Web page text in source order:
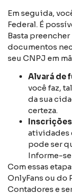
Em seguida,
Federal. É
Basta
documentos
seu CNPJ em
Alvará de
você faz,
da sua
certeza.
atividades
pode ser
Informe-
Com essas
OnlyFans ou do
Contadores e